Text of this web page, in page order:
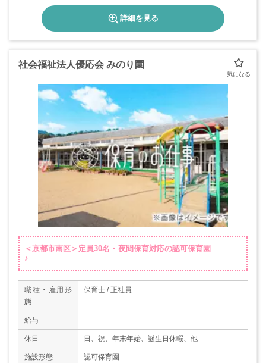
詳細を見る
社会福祉法人優応会 みのり園
＜京都市南区＞定員30名・夜間保育対応の認可保育園
♪
職種・雇用形
態
保育士 / 正社員
給与
休日 日、祝、年末年始、誕生日休暇、他
施設形態 認可保育園